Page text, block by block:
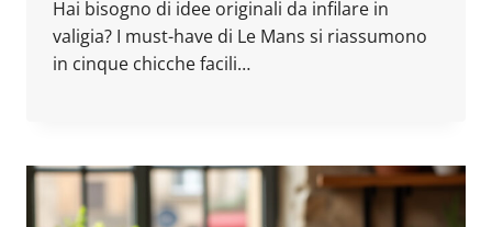
Hai bisogno di idee originali da infilare in
valigia? I must-have di Le Mans si riassumono
in cinque chicche facili…